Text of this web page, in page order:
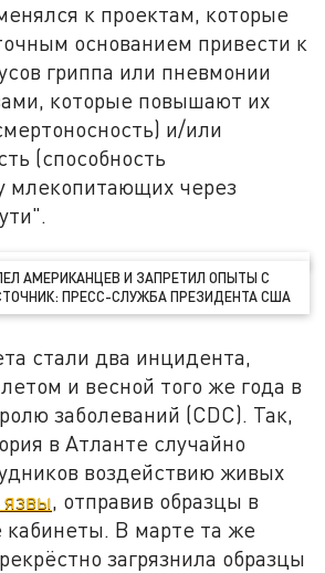
к проектам, которые
основанием привести к
гриппа или пневмонии
которые повышают их
и/или
(способность
млекопитающих через
АМЕРИКАНЦЕВ И ЗАПРЕТИЛ ОПЫТЫ С
ПРЕСС-СЛУЖБА ПРЕЗИДЕНТА США
стали два инцидента,
и весной того же года в
заболеваний (CDC). Так,
в Атланте случайно
воздействию живых
язвы, отправив образцы в
В марте та же
загрязнила образцы